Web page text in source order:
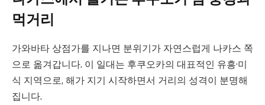
먹거리
가와바타 상점가를 지나면 분위기가 자연스럽게 나카스 쪽
으로 옮겨갑니다. 이 일대는 후쿠오카의 대표적인 유흥·미
식 지역으로, 해가 지기 시작하면서 거리의 성격이 분명해
집니다.